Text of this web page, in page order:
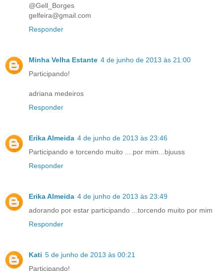
@Gell_Borges
gelfeira@gmail.com
Responder
Minha Velha Estante 4 de junho de 2013 às 21:00
Participando!
adriana medeiros
Responder
Erika Almeida 4 de junho de 2013 às 23:46
Participando e torcendo muito ....por mim...bjuuss
Responder
Erika Almeida 4 de junho de 2013 às 23:49
adorando por estar participando ...torcendo muito por mim
Responder
Kati 5 de junho de 2013 às 00:21
Participando!